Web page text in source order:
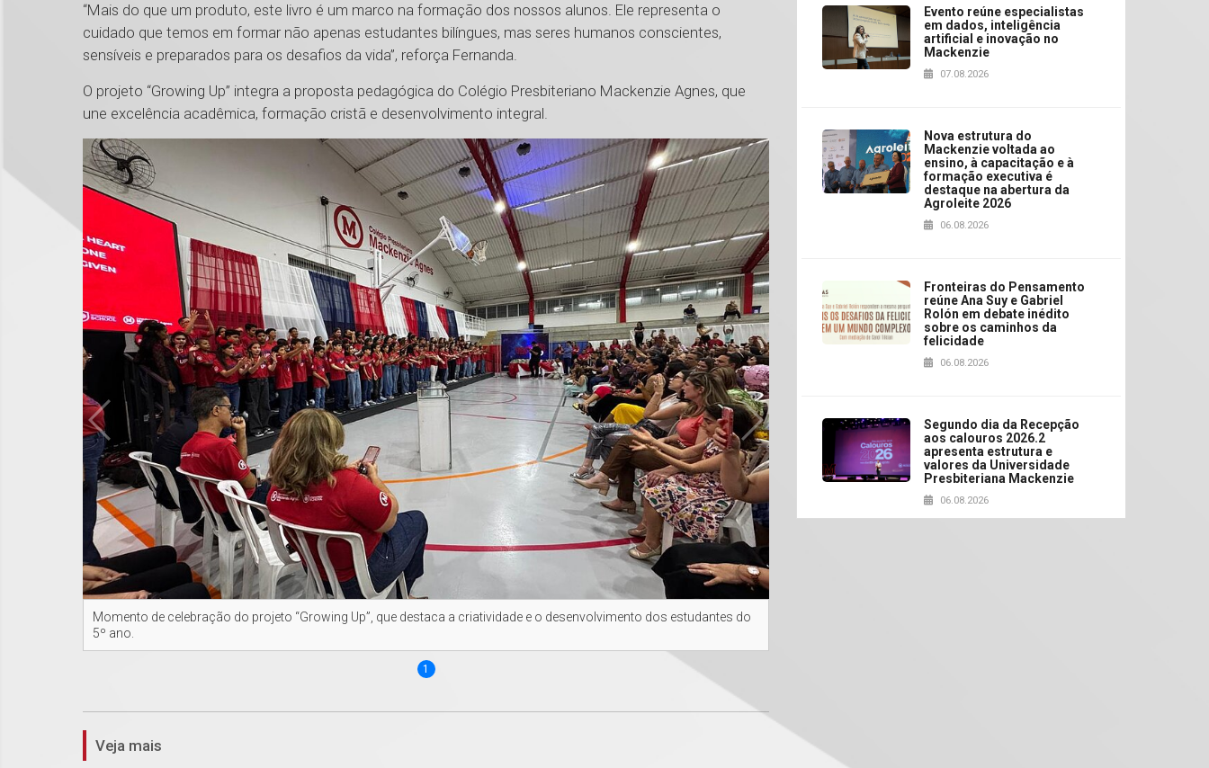
“Mais do que um produto, este livro é um marco na formação dos nossos alunos. Ele representa o
cuidado que temos em formar não apenas estudantes bilíngues, mas seres humanos conscientes,
sensíveis e preparados para os desafios da vida”, reforça Fernanda.
O projeto “Growing Up” integra a proposta pedagógica do Colégio Presbiteriano Mackenzie Agnes, que
une excelência acadêmica, formação cristã e desenvolvimento integral.
Momento de celebração do projeto “Growing Up”, que destaca a criatividade e o desenvolvimento dos estudantes do
5º ano.
1
Veja mais
Evento reúne especialistas
em dados, inteligência
artificial e inovação no
Mackenzie
07.08.2026
Nova estrutura do
Mackenzie voltada ao
ensino, à capacitação e à
formação executiva é
destaque na abertura da
Agroleite 2026
06.08.2026
Fronteiras do Pensamento
reúne Ana Suy e Gabriel
Rolón em debate inédito
sobre os caminhos da
felicidade
06.08.2026
Segundo dia da Recepção
aos calouros 2026.2
apresenta estrutura e
valores da Universidade
Presbiteriana Mackenzie
06.08.2026